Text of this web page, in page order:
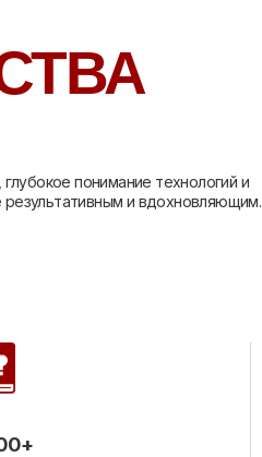
понимание технологий и
и вдохновляющим.